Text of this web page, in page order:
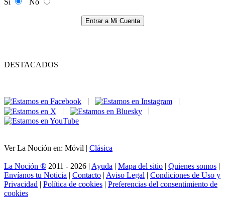
Entrar a Mi Cuenta
DESTACADOS
|
|
|
|
Ver La Noción en: Móvil | Clásica
La Noción ® 2011 - 2026 | Ayuda | Mapa del sitio | Quienes somos |
Envíanos tu Noticia | Contacto | Aviso Legal | Condiciones de Uso y
Privacidad | Política de cookies | Preferencias del consentimiento de
cookies